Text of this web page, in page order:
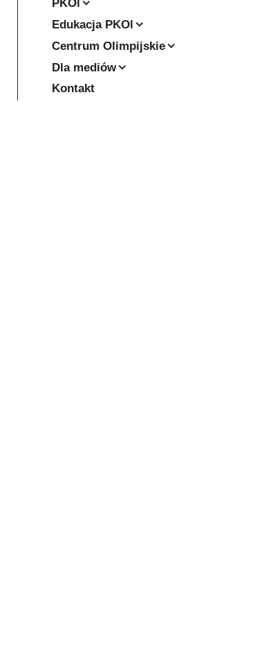
PKOl
Edukacja PKOl
Centrum Olimpijskie
Dla mediów
Kontakt